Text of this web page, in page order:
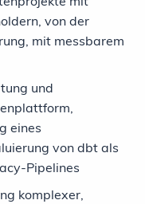
von der
mit messbarem
und
eines
von dbt als
Pipelines
komplexer,